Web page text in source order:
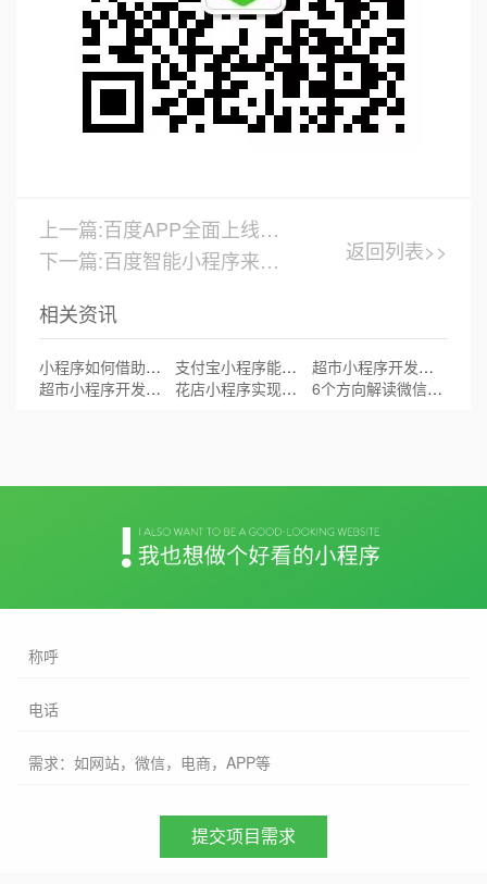
上一篇:百度APP全面上线“百度AI垃圾分类”智能小程序
下一篇:百度智能小程序来了，AI全面落地可能就在眼前
返回列表>>
相关资讯
小程序如何借助杠杆撬动更多客户资源 支付宝小程序能查高考录取通知书了
超市小程序开发与申请|厦门小程序开发
超市小程序开发注意什么?厦门超市小程序开发
花店小程序实现线上线下联合营销 6个方向解读微信公开课PRO
称呼
电话
需求：如网站，微信，电商，APP等